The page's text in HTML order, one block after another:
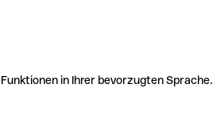
in Ihrer bevorzugten Sprache.